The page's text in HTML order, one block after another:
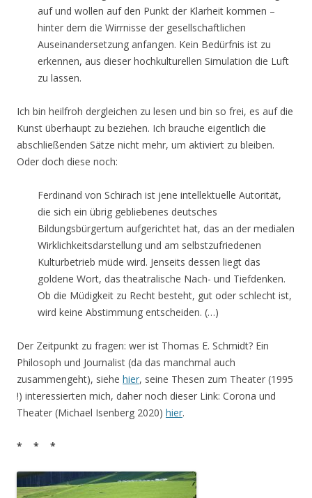
auf und wollen auf den Punkt der Klarheit kommen –
hinter dem die Wirrnisse der gesellschaftlichen
Auseinandersetzung anfangen. Kein Bedürfnis ist zu
erkennen, aus dieser hochkulturellen Simulation die Luft
zu lassen.
Ich bin heilfroh dergleichen zu lesen und bin so frei, es auf die
Kunst überhaupt zu beziehen. Ich brauche eigentlich die
abschließenden Sätze nicht mehr, um aktiviert zu bleiben.
Oder doch diese noch:
Ferdinand von Schirach ist jene intellektuelle Autorität,
die sich ein übrig gebliebenes deutsches
Bildungsbürgertum aufgerichtet hat, das an der medialen
Wirklichkeitsdarstellung und am selbstzufriedenen
Kulturbetrieb müde wird. Jenseits dessen liegt das
goldene Wort, das theatralische Nach- und Tiefdenken.
Ob die Müdigkeit zu Recht besteht, gut oder schlecht ist,
wird keine Abstimmung entscheiden. (…)
Der Zeitpunkt zu fragen: wer ist Thomas E. Schmidt? Ein
Philosoph und Journalist (da das manchmal auch
zusammengeht), siehe hier, seine Thesen zum Theater (1995
!) interessierten mich, daher noch dieser Link: Corona und
Theater (Michael Isenberg 2020) hier.
* * *